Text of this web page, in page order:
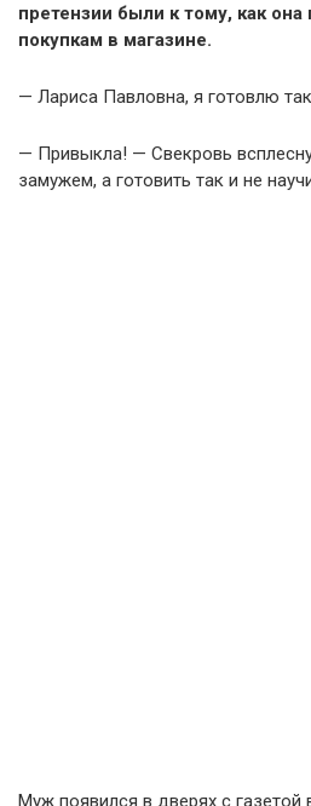
претензии были к тому, как
покупкам в магазине.
— Лариса Павловна, я готовлю
— Привыкла! — Свекровь
замужем, а готовить так и не
Муж появился в дверях с газетой